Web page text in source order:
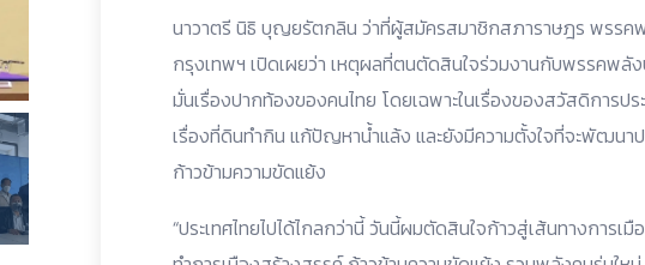
นาวาตรี นิธิ บุญยรัตกลิน ว่าที่ผู้สมัครสมาชิกสภาราษฎร พรรค
กรุงเทพฯ เปิดเผยว่า เหตุผลที่ตนตัดสินใจร่วมงานกับพรรคพลั
มั่นเรื่องปากท้องของคนไทย โดยเฉพาะในเรื่องของสวัสดิการป
เรื่องที่ดินทำกิน แก้ปัญหาน้ำแล้ง และยังมีความตั้งใจที่จะพัฒนาป
ก้าวข้ามความขัดแย้ง
“ประเทศไทยไปได้ไกลกว่านี้ วันนี้ผมตัดสินใจก้าวสู่เส้นทางการเ